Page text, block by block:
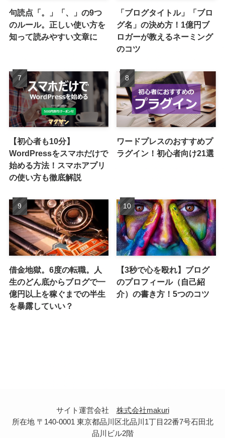
句読点「。」「、」の9つ
のルール。正しい使い方を
知って読みやすい文章に
「ブログタイトル」「ブロ
グ名」の決め方！1億円ブ
ロガーが教えるネーミング
のコツ
【初心者も10分】
WordPressをスマホだけで
始める方法！スマホアプリ
の使い方も徹底解説
ワードプレスのおすすめプ
ラグイン！初心者向け21選
借金地獄。6度の転職。人
生のどん底からブログで一
億円以上を稼ぐまでの半生
を暴露していい？
【3秒で心を殴れ】ブログ
のプロフィール（自己紹
介）の書き方！5つのコツ
サイト運営会社 株式会社makuri
所在地 〒140-0001 東京都品川区北品川1丁目22番7号石田北
品川ビル2階